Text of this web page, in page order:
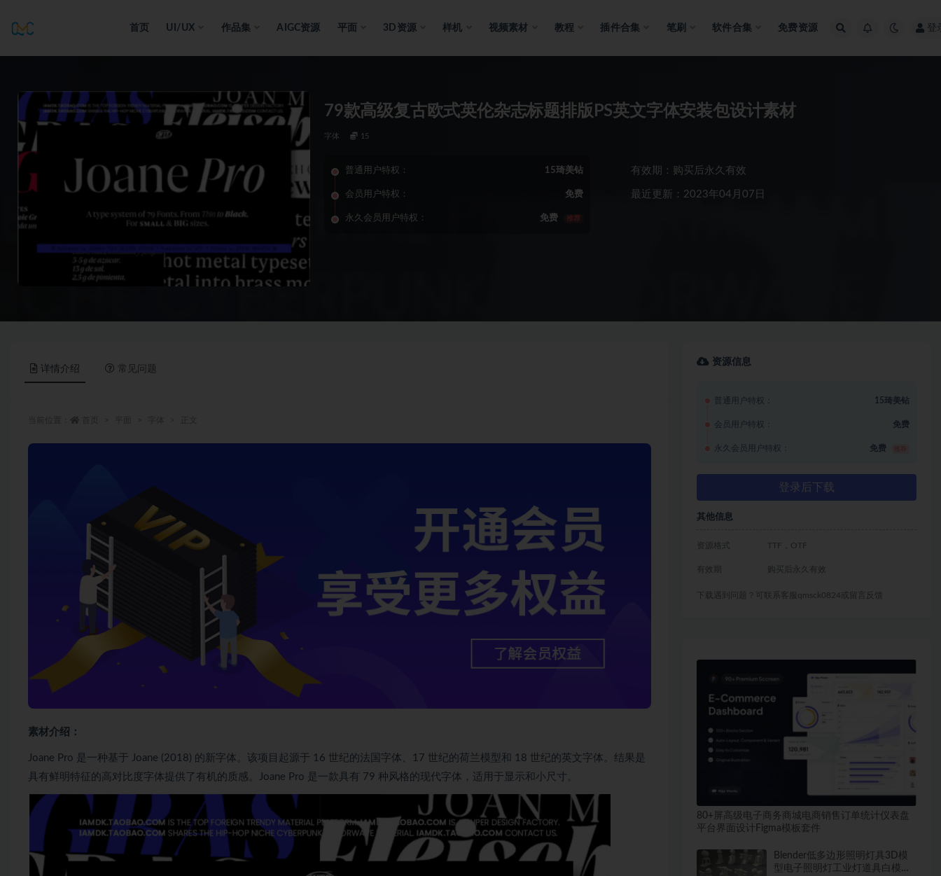
首页 UI/UX 作品集 AIGC资源 平面 3D资源 样机 视频素材 教程 插件合集 笔刷 软件合集 免费资源 登
79款高级复古欧式英伦杂志标题排版PS英文字体安装包设计素材
字体 15
普通用户特权： 15琦美钻
会员用户特权： 免费
永久会员用户特权： 免费 推荐
有效期：购买后永久有效
最近更新：2023年04月07日
详情介绍 常见问题
素材介绍：
Joane Pro 是一种基于 Joane (2018) 的新字体。该项目起源于 16 世纪的法国字体、17 世纪的荷兰模型和 18 世纪的英文字体。结果是
具有鲜明特征的高对比度字体提供了有机的质感。Joane Pro 是一款具有 79 种风格的现代字体，适用于显示和小尺寸。
资源信息
普通用户特权： 15琦美钻
会员用户特权： 免费
永久会员用户特权： 免费
登录后下载
其他信息
资源格式 TTF，OTF
有效期 购买后永久有效
下载遇到问题？可联系客服qmsck0824或留言反馈
80+屏高级电子商务商城电商销售订单统计仪表盘
平台界面设计Figma模板套件
Blender低多边形照明灯具3D模
型电子照明灯工业灯道具白模无